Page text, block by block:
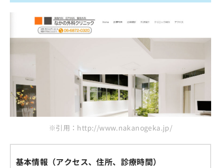
※引用：http://www.nakanogeka.jp/
基本情報（アクセス、住所、診療時間）